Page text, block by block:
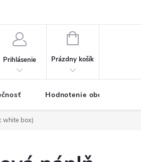
Prihlásenie
NÁKUPNÝ
Prázdny košík
Hodnotenie obchodu
white box)